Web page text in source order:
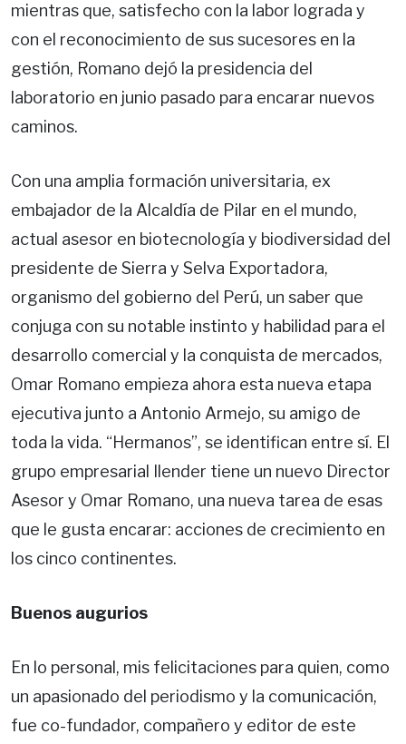
mientras que, satisfecho con la labor lograda y
con el reconocimiento de sus sucesores en la
gestión, Romano dejó la presidencia del
laboratorio en junio pasado para encarar nuevos
caminos.
Con una amplia formación universitaria, ex
embajador de la Alcaldía de Pilar en el mundo,
actual asesor en biotecnología y biodiversidad del
presidente de Sierra y Selva Exportadora,
organismo del gobierno del Perú, un saber que
conjuga con su notable instinto y habilidad para el
desarrollo comercial y la conquista de mercados,
Omar Romano empieza ahora esta nueva etapa
ejecutiva junto a Antonio Armejo, su amigo de
toda la vida. “Hermanos”, se identifican entre sí. El
grupo empresarial Ilender tiene un nuevo Director
Asesor y Omar Romano, una nueva tarea de esas
que le gusta encarar: acciones de crecimiento en
los cinco continentes.
Buenos augurios
En lo personal, mis felicitaciones para quien, como
un apasionado del periodismo y la comunicación,
fue co-fundador, compañero y editor de este